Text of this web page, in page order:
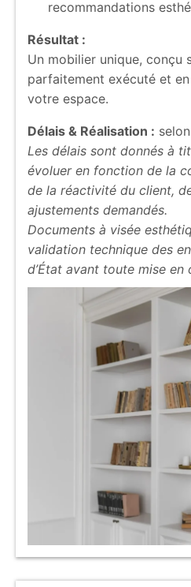
recommandations
Résultat :
Un mobilier unique, conçu
parfaitement exécuté et
votre espace.
Délais & Réalisation :
Les délais sont donnés à
évoluer en fonction de la
de la réactivité du client,
ajustements demandés.
Documents à visée
validation technique des
d’État avant toute mise